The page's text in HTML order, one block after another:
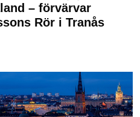
– förvärvar
Rör i Tranås